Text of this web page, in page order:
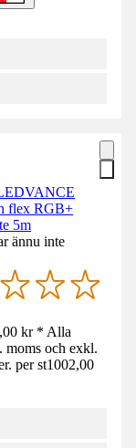
flex RGB+
5m
ännu inte
kr * Alla
moms och exkl.
per st1002,00